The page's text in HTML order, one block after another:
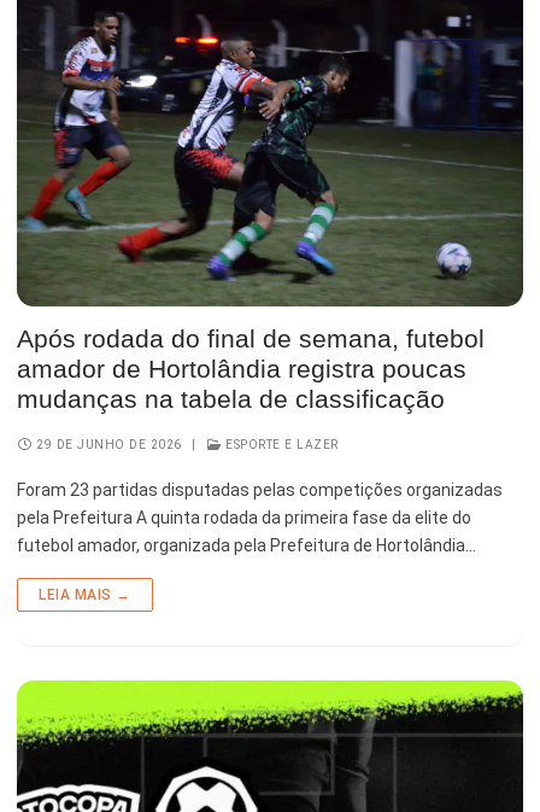
Após rodada do final de semana, futebol
amador de Hortolândia registra poucas
mudanças na tabela de classificação
29 DE JUNHO DE 2026 ESPORTE E LAZER
Foram 23 partidas disputadas pelas competições organizadas
pela Prefeitura A quinta rodada da primeira fase da elite do
futebol amador, organizada pela Prefeitura de Hortolândia…
LEIA MAIS →